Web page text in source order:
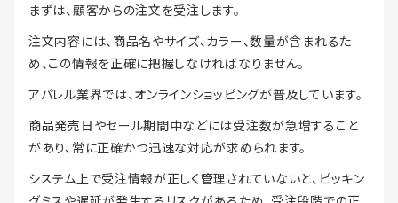
まずは、顧客からの注文を受注します。
注文内容には、商品名やサイズ、カラー、数量が含まれるた
め、この情報を正確に把握しなければなりません。
アパレル業界では、オンラインショッピングが普及しています。
商品発売日やセール期間中などには受注数が急増すること
があり、常に正確かつ迅速な対応が求められます。
システム上で受注情報が正しく管理されていないと、ピッキン